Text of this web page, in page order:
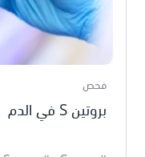
فحص
بروتين S في الدم